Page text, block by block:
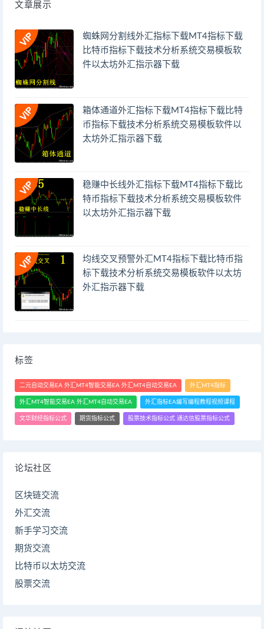
文章展示
蜘蛛网分割线外汇指标下载MT4指标下载
比特币指标下载技术分析系统交易模板软
件以太坊外汇指示器下载
箱体通道外汇指标下载MT4指标下载比特
币指标下载技术分析系统交易模板软件以
太坊外汇指示器下载
稳赚中长线外汇指标下载MT4指标下载比
特币指标下载技术分析系统交易模板软件
以太坊外汇指示器下载
均线交叉预警外汇MT4指标下载比特币指
标下载技术分析系统交易模板软件以太坊
外汇指示器下载
标签
二元自动交易EA 外汇MT4智能交易EA 外汇MT4自动交易EA 外汇MT4指标
外汇MT4智能交易EA 外汇MT4自动交易EA 外汇指标EA编写编程教程视频课程
文华财经指标公式 期货指标公式 股票技术指标公式 通达信股票指标公式
论坛社区
区块链交流
外汇交流
新手学习交流
期货交流
比特币以太坊交流
股票交流